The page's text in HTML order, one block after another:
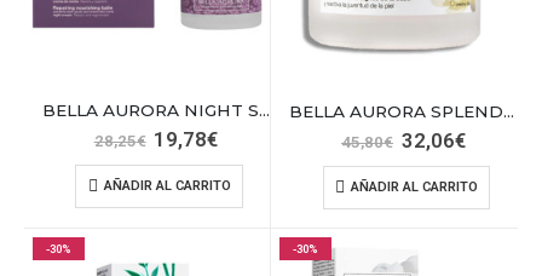
BELLA AURORA NIGHT SOLUTION BAL NUT50
28,25€ El
precio
original
era:
28,25€.
19,78€El
actual
es:
19,78€.
AÑADIR AL CARRITO
BELLA AURORA SPLENDOR 50 DIA 50ML
45,80€ El
precio
original
era:
45,80€.
32,06€El
actual
es:
32,06€.
AÑADIR AL CARRITO
-30% -30%